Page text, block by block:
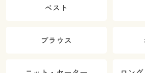
ベスト
ブラウス